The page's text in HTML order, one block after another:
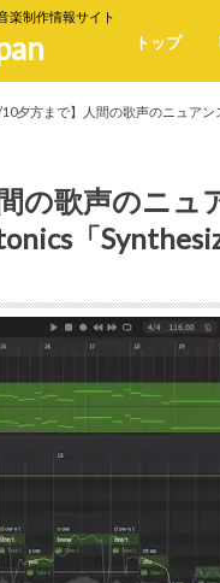
楽制作情報サイト
トップ
10夕方まで】人間の歌声のニュア
の歌声のニ
「